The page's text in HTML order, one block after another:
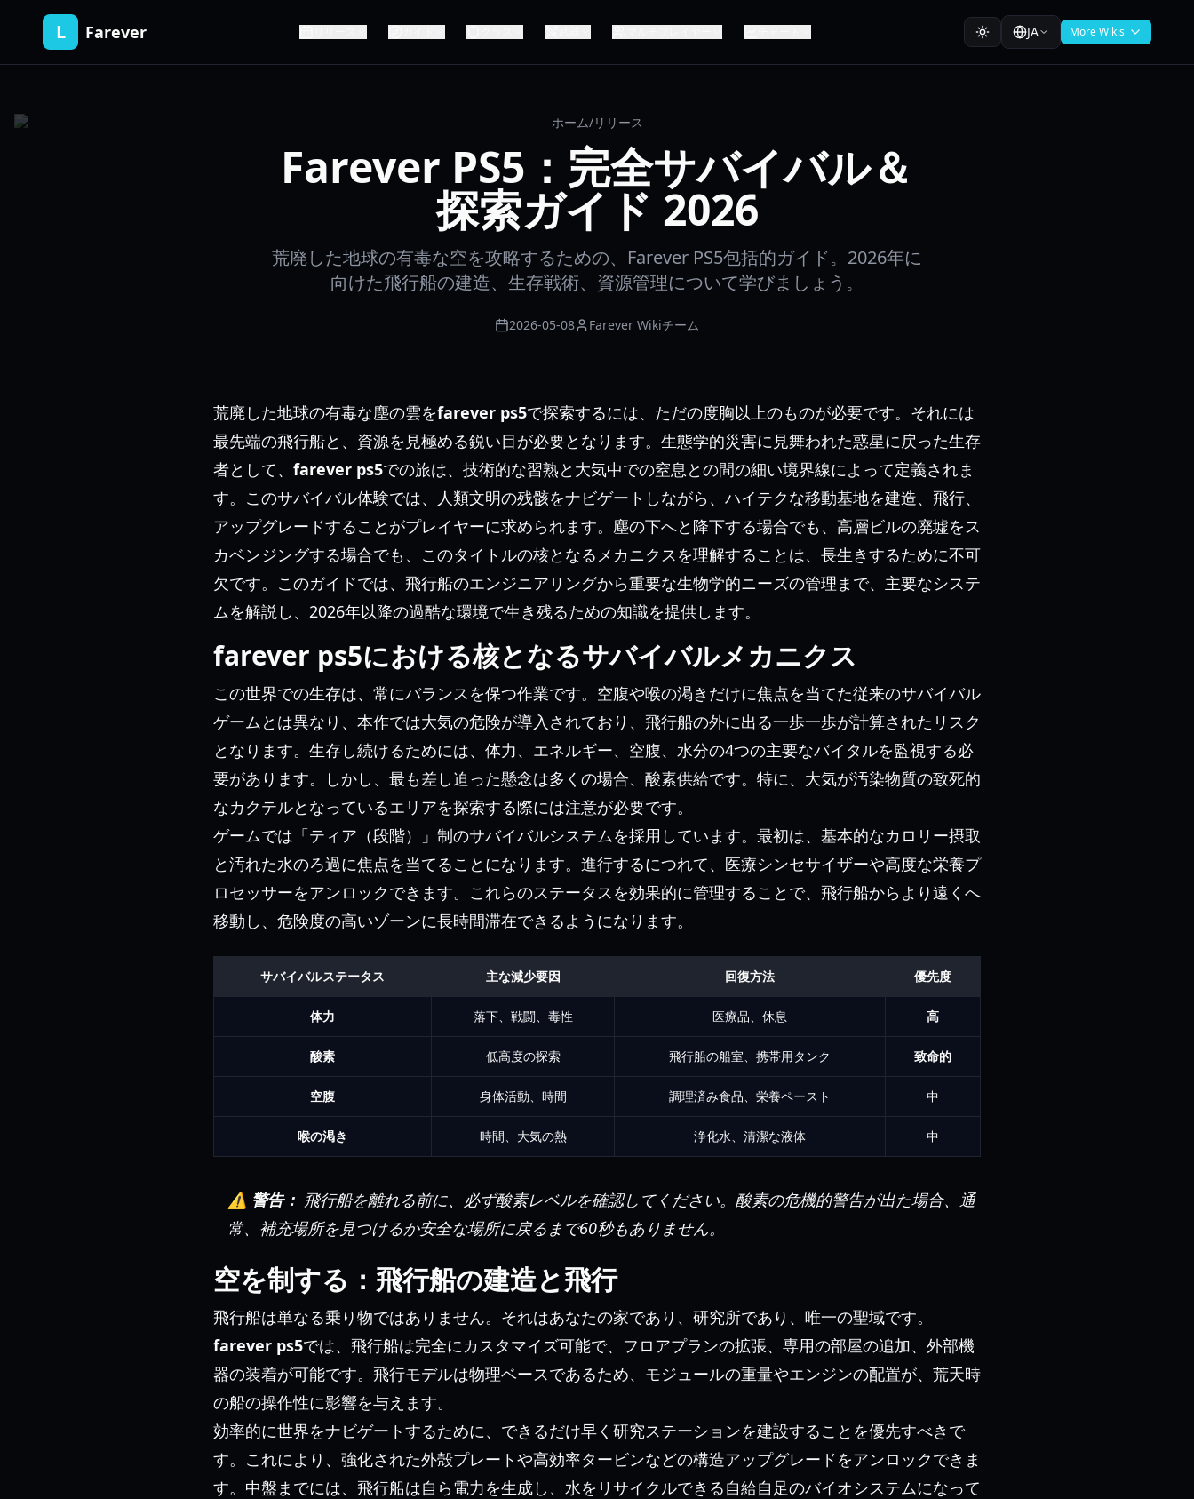
L Farever JA More Wikis
ホーム/リリース
Farever PS5：完全サバイバル＆
探索ガイド 2026
荒廃した地球の有毒な空を攻略するための、Farever PS5包括的ガイド。2026年に
向けた飛行船の建造、生存戦術、資源管理について学びましょう。
2026-05-08 Farever Wikiチーム
荒廃した地球の有毒な塵の雲をfarever ps5で探索するには、ただの度胸以上のものが必要です。それには
最先端の飛行船と、資源を見極める鋭い目が必要となります。生態学的災害に見舞われた惑星に戻った生存
者として、 farever ps5での旅は、技術的な習熟と大気中での窒息との間の細い境界線によって定義されま
す。このサバイバル体験では、人類文明の残骸をナビゲートしながら、ハイテクな移動基地を建造、飛行、
アップグレードすることがプレイヤーに求められます。塵の下へと降下する場合でも、高層ビルの廃墟をス
カベンジングする場合でも、このタイトルの核となるメカニクスを理解することは、長生きするために不可
欠です。このガイドでは、飛行船のエンジニアリングから重要な生物学的ニーズの管理まで、主要なシステ
ムを解説し、2026年以降の過酷な環境で生き残るための知識を提供します。
farever ps5における核となるサバイバルメカニクス
この世界での生存は、常にバランスを保つ作業です。空腹や喉の渇きだけに焦点を当てた従来のサバイバル
ゲームとは異なり、本作では大気の危険が導入されており、飛行船の外に出る一歩一歩が計算されたリスク
となります。生存し続けるためには、体力、エネルギー、空腹、水分の4つの主要なバイタルを監視する必
要があります。しかし、最も差し迫った懸念は多くの場合、酸素供給です。特に、大気が汚染物質の致死的
なカクテルとなっているエリアを探索する際には注意が必要です。
ゲームでは「ティア（段階）」制のサバイバルシステムを採用しています。最初は、基本的なカロリー摂取
と汚れた水のろ過に焦点を当てることになります。進行するにつれて、医療シンセサイザーや高度な栄養プ
ロセッサーをアンロックできます。これらのステータスを効果的に管理することで、飛行船からより遠くへ
移動し、危険度の高いゾーンに長時間滞在できるようになります。
サバイバルステータス 主な減少要因 回復方法 優先度
体力 落下、戦闘、毒性 医療品、休息 高
酸素 低高度の探索 飛行船の船室、携帯用タンク 致命的
空腹 身体活動、時間 調理済み食品、栄養ペースト 中
喉の渇き 時間、大気の熱 浄化水、清潔な液体 中
⚠️ 警告： 飛行船を離れる前に、必ず酸素レベルを確認してください。酸素の危機的警告が出た場合、通
常、補充場所を見つけるか安全な場所に戻るまで60秒もありません。
空を制する：飛行船の建造と飛行
飛行船は単なる乗り物ではありません。それはあなたの家であり、研究所であり、唯一の聖域です。
farever ps5では、飛行船は完全にカスタマイズ可能で、フロアプランの拡張、専用の部屋の追加、外部機
器の装着が可能です。飛行モデルは物理ベースであるため、モジュールの重量やエンジンの配置が、荒天時
の船の操作性に影響を与えます。
効率的に世界をナビゲートするために、できるだけ早く研究ステーションを建設することを優先すべきで
す。これにより、強化された外殻プレートや高効率タービンなどの構造アップグレードをアンロックできま
す。中盤までには、飛行船は自ら電力を生成し、水をリサイクルできる自給自足のバイオシステムになって